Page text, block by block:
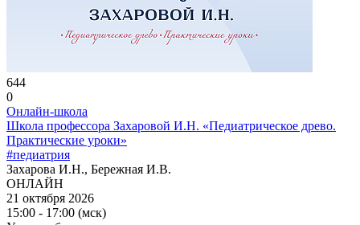
644
0
Онлайн-школа
Школа профессора Захаровой И.Н. «Педиатрическое древо.
Практические уроки»
#педиатрия
Захарова И.Н., Бережная И.В.
ОНЛАЙН
21 октября 2026
15:00 - 17:00 (мск)